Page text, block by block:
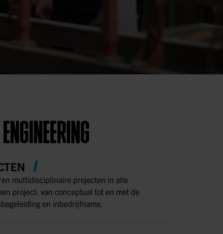
multidisciplinaire projecten in alle
project: van conceptual tot en met de
en inbedrijfname.